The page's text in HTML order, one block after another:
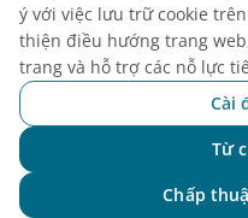
ý với việc lưu trữ cookie
thiện điều hướng trang
trang và hỗ trợ các nỗ lực
Cài
Từ
Chấp